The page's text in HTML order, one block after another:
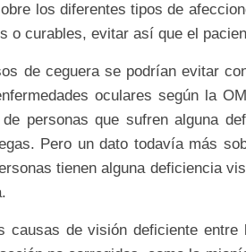
los diferentes tipos de
o curables, evitar así que el
de ceguera se podrían evitar
oculares según la
personas que sufren alguna
Pero un dato todavía más
tienen alguna deficiencia
causas de visión deficiente